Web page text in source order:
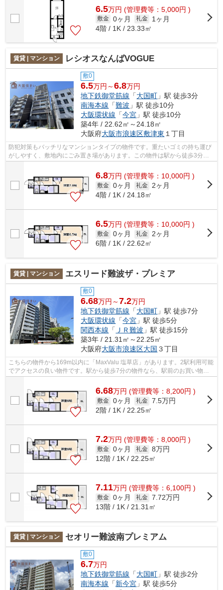
6.5万円 (管理費等：5,000円 )
敷金 0ヶ月 礼金
1ヶ月
4階 / 1K / 23.33㎡
賃貸 | マンション レシオスなんばVOGUE
敷0
6.5万円～6.8万円
地下鉄御堂筋線 「大国町 」駅 徒歩3分
南海本線 「難波 」駅 徒歩10分
大阪環状線 「今宮 」駅 徒歩10分
築4年 / 22.62㎡～24.18㎡
大阪府大阪市浪速区敷津東 １丁目
防犯対策もバッチリなマンションタイプの物件です。重たいゴミの持ち運び
がしやすく、敷地内にごみ置き場があります。この物件は駅から徒歩3分の
物件です。当社イチオシの物件の「レシ...
6.8万円 (管理費等：10,000円 )
敷金 0ヶ月 礼金 2ヶ月
4階 / 1K / 24.18㎡
6.5万円 (管理費等：10,000円 )
敷金 0ヶ月 礼金 2ヶ月
6階 / 1K / 22.62㎡
賃貸 | マンション エスリード難波ザ・プレミア
敷0
6.68万円～7.2万円
地下鉄御堂筋線 「大国町 」駅 徒歩7分
大阪環状線 「今宮 」駅 徒歩5分
関西本線 「 ＪＲ難波 」駅 徒歩15分
築3年 / 21.31㎡～22.25㎡
大阪府大阪市浪速区大国 ３丁目
こちらの物件から169m以内に「MaxValu 塩草店」があります。2駅利用可能
でアクセスの良い物件です。駅から徒歩7分の物件なら、駅前のお買い物も
便利です。共用部には敷地内ごみ置き場...
6.68万円 (管理費等：8,200円 )
敷金 0ヶ月 礼金 7.5万円
2階 / 1K / 22.25㎡
7.2万円 (管理費等：8,000円 )
敷金 0ヶ月 礼金 8万円
12階 / 1K / 22.25㎡
7.11万円 (管理費等：6,100円 )
敷金 0ヶ月 礼金 7.72万円
13階 / 1K / 21.31㎡
賃貸 | マンション セオリー難波南プレミアム
敷0
6.7万円
地下鉄御堂筋線 「大国町 」駅 徒歩2分
南海本線 「新今宮 」駅 徒歩5分